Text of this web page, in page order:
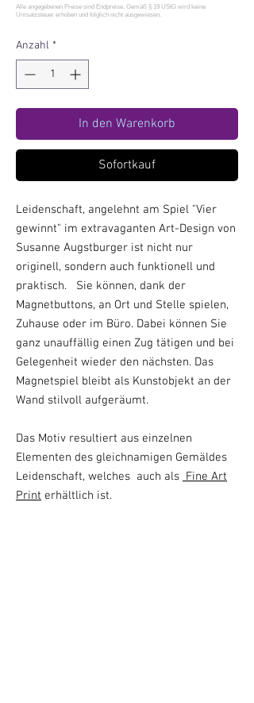
Anzahl *
In den Warenkorb
Sofortkauf
Leidenschaft, angelehnt am Spiel "Vier
gewinnt" im extravaganten Art-Design von
Susanne Augstburger ist nicht nur
originell, sondern auch funktionell und
praktisch. Sie können, dank der
Magnetbuttons, an Ort und Stelle spielen,
Zuhause oder im Büro. Dabei können Sie
ganz unauffällig einen Zug tätigen und bei
Gelegenheit wieder den nächsten. Das
Magnetspiel bleibt als Kunstobjekt an der
Wand stilvoll aufgeräumt.
Das Motiv resultiert aus einzelnen
Elementen des gleichnamigen Gemäldes
Leidenschaft, welches auch als Fine Art
Print erhältlich ist.